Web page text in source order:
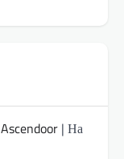
Ascendoor | На